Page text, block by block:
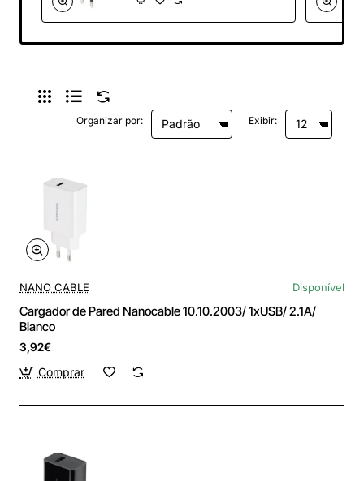
Organizar por: Exibir:
NANO CABLE Disponível
Cargador de Pared Nanocable 10.10.2003/ 1xUSB/ 2.1A/
Blanco
3,92€
Comprar